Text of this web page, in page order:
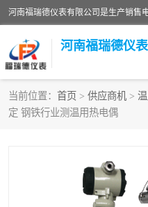
河南福瑞德仪
当前位置： 首页 > 供应商机 >
定 钢铁行业测温用热电偶
液位计